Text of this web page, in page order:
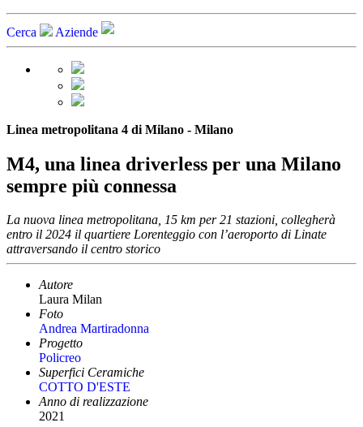
Cerca Aziende
Linea metropolitana 4 di Milano - Milano
M4, una linea driverless per una Milano
sempre più connessa
La nuova linea metropolitana, 15 km per 21 stazioni, collegherà
entro il 2024 il quartiere Lorenteggio con l’aeroporto di Linate
attraversando il centro storico
Autore
Laura Milan
Foto
Andrea Martiradonna
Progetto
Policreo
Superfici Ceramiche
COTTO D'ESTE
Anno di realizzazione
2021